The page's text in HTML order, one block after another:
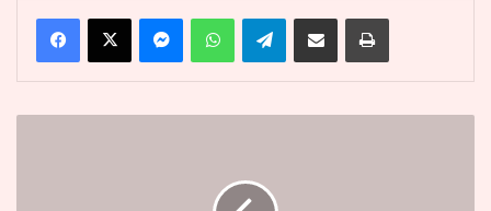
FacebookX MessengerWhatsAppTelegramPartager par email Imprimer